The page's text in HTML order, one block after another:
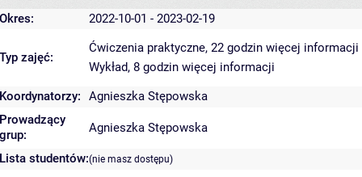
Okres: 2022-10-01 - 2023-02-19
Typ zajęć:
Ćwiczenia praktyczne, 22 godzin więcej informacji
Wykład, 8 godzin więcej informacji
Koordynatorzy:
Agnieszka Stępowska
Prowadzący
grup:
Agnieszka Stępowska
Lista studentów:(nie masz dostępu)